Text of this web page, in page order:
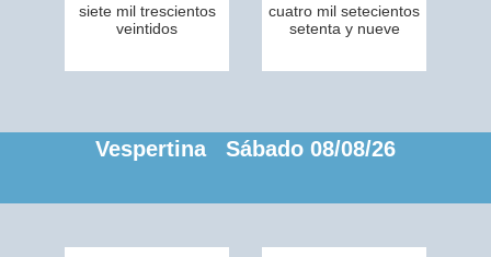
siete mil trescientos
veintidos
cuatro mil setecientos
setenta y nueve
Vespertina Sábado 08/08/26